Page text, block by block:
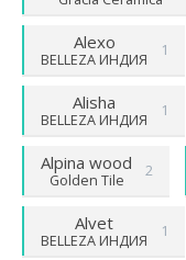
Alexo
BELLEZA ИНДИЯ
1
Alisha
BELLEZA ИНДИЯ
1
Alpina wood
Golden Tile
2
Alvet
BELLEZA ИНДИЯ
1